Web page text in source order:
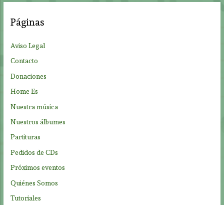
r
:
Páginas
Aviso Legal
Contacto
Donaciones
Home Es
Nuestra música
Nuestros álbumes
Partituras
Pedidos de CDs
Próximos eventos
Quiénes Somos
Tutoriales